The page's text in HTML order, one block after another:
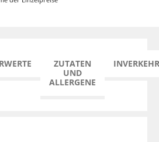
ZUTATEN
UND
ALLERGENE